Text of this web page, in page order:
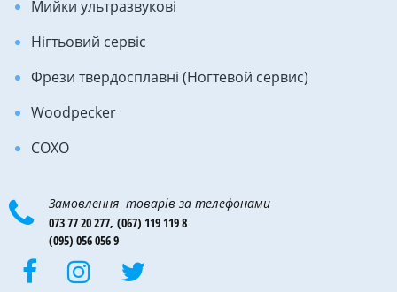
Мийки ультразвукові
Нігтьовий сервіс
Фрези твердосплавні (Ногтевой сервис)
Woodpecker
COXO
Замовлення товарів за телефонами
073 77 20 277, (067) 119 119 8
(095) 056 056 9